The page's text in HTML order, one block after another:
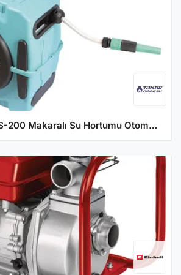
SAPPOWER SMS-200 Makaralı Su Hortumu Otomatik Sarımlı Bahçe Hortumu 20 Metre